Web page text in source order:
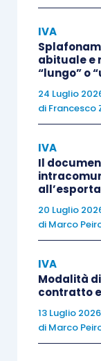
di
2/
e data
nei
locali.
IVA
abituale e
“lungo” o
24 Luglio
di Francesco
IVA
Il
20 Luglio
di Marco
IVA
Modalità
contratto
13 Luglio 2026
di Marco